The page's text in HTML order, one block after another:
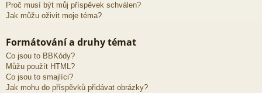
Proč musí být můj příspěvek schválen?
Jak můžu oživit moje téma?
Formátování a druhy témat
Co jsou to BBKódy?
Můžu použít HTML?
Co jsou to smajlíci?
Jak mohu do příspěvků přidávat obrázky?